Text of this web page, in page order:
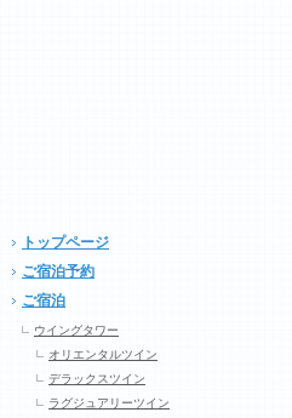
トップページ
ご宿泊予約
ご宿泊
ウイングタワー
オリエンタルツイン
デラックスツイン
ラグジュアリーツイン